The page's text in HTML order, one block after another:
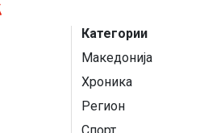
Категории
Македонија
Хроника
Регион